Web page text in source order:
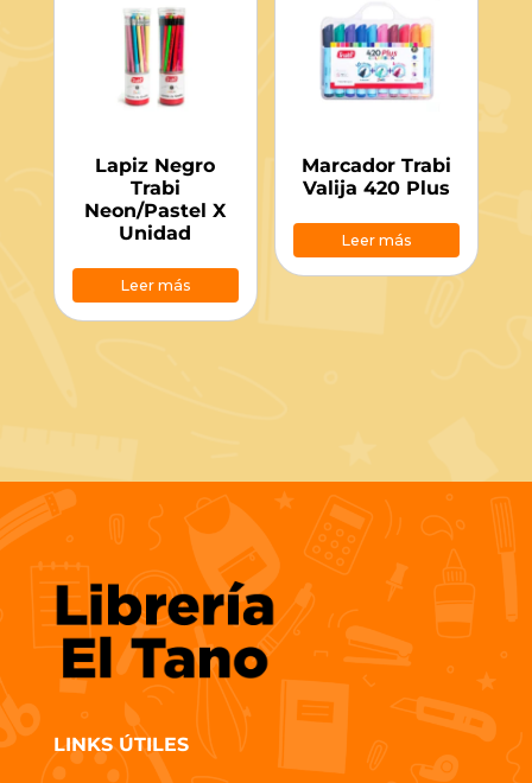
Lapiz Negro
Trabi
Neon/Pastel X
Unidad
Leer más
Marcador Trabi
Valija 420 Plus
Leer más
LINKS ÚTILES